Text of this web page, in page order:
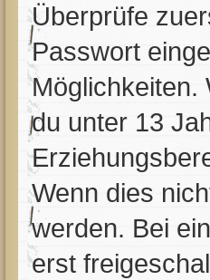
Überprüfe
Passwort
Möglichkeiten.
du unter 13
Wenn dies
werden. Bei
erst